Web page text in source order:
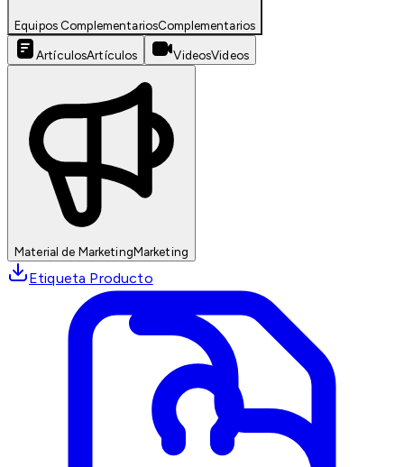
Equipos ComplementariosComplementarios
ArtículosArtículos VideosVideos
Material de MarketingMarketing
Etiqueta Producto